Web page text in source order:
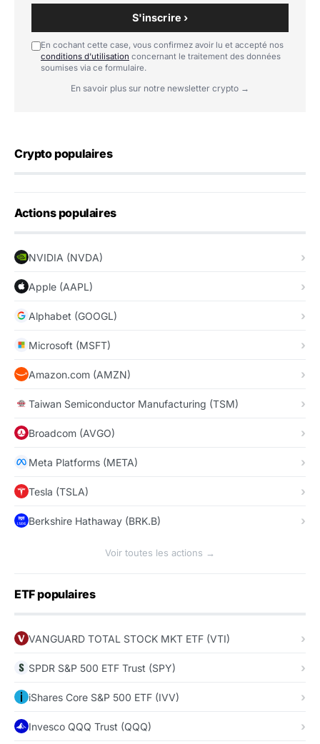
S'inscrire ›
En cochant cette case, vous confirmez avoir lu et accepté nos
conditions d'utilisation concernant le traitement des données
soumises via ce formulaire.
En savoir plus sur notre newsletter crypto →
Crypto populaires
Actions populaires
NVIDIA (NVDA)
Apple (AAPL)
Alphabet (GOOGL)
Microsoft (MSFT)
Amazon.com (AMZN)
Taiwan Semiconductor Manufacturing (TSM)
Broadcom (AVGO)
Meta Platforms (META)
Tesla (TSLA)
Berkshire Hathaway (BRK.B)
Voir toutes les actions →
ETF populaires
VANGUARD TOTAL STOCK MKT ETF (VTI)
SPDR S&P 500 ETF Trust (SPY)
iShares Core S&P 500 ETF (IVV)
Invesco QQQ Trust (QQQ)